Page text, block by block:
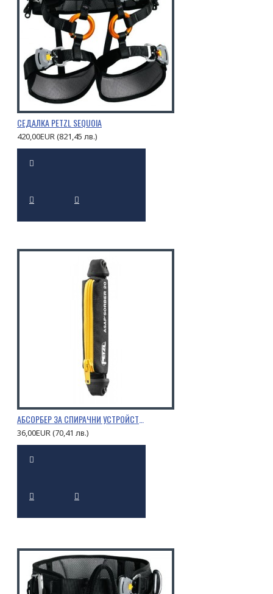
СЕДАЛКА PETZL SEQUOIA
420,00EUR (821,45 лв.)
АБСОРБЕР ЗА СПИРАЧНИ УСТРОЙСТВА PETZL ASAP’SORBER
36,00EUR (70,41 лв.)